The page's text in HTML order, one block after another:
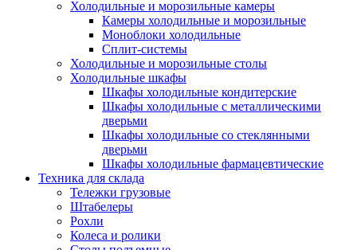
Холодильные и морозильные камеры
Камеры холодильные и морозильные
Моноблоки холодильные
Сплит-системы
Холодильные и морозильные столы
Холодильные шкафы
Шкафы холодильные кондитерские
Шкафы холодильные с металлическими
дверьми
Шкафы холодильные со стеклянными
дверьми
Шкафы холодильные фармацевтические
Техника для склада
Тележки грузовые
Штабелеры
Рохли
Колеса и ролики